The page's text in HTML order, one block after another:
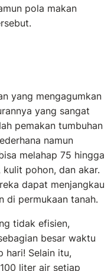
pola makan
yang mengagumkan
yang sangat
pemakan tumbuhan
namun
melahap 75 hingga
pohon, dan akar.
dapat menjangkau
di permukaan tanah.
tidak efisien,
besar waktu
hari! Selain itu,
liter air setiap